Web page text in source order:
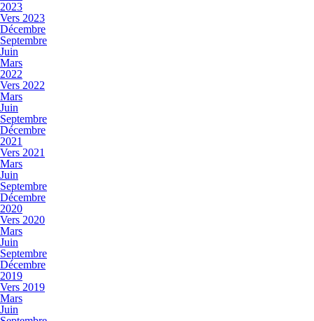
2023
Vers 2023
Décembre
Septembre
Juin
Mars
2022
Vers 2022
Mars
Juin
Septembre
Décembre
2021
Vers 2021
Mars
Juin
Septembre
Décembre
2020
Vers 2020
Mars
Juin
Septembre
Décembre
2019
Vers 2019
Mars
Juin